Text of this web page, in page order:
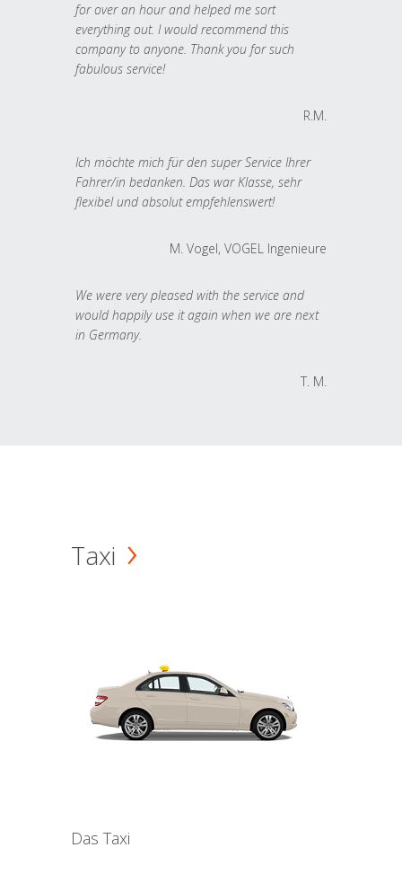
for over an hour and helped me sort
everything out. I would recommend this
company to anyone. Thank you for such
fabulous service!
R.M.
Ich möchte mich für den super Service Ihrer
Fahrer/in bedanken. Das war Klasse, sehr
flexibel und absolut empfehlenswert!
M. Vogel, VOGEL Ingenieure
We were very pleased with the service and
would happily use it again when we are next
in Germany.
T. M.
Taxi
Das Taxi